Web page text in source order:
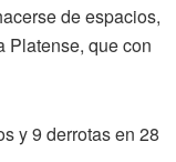
de espacios,
Platense, que con
y 9 derrotas en 28